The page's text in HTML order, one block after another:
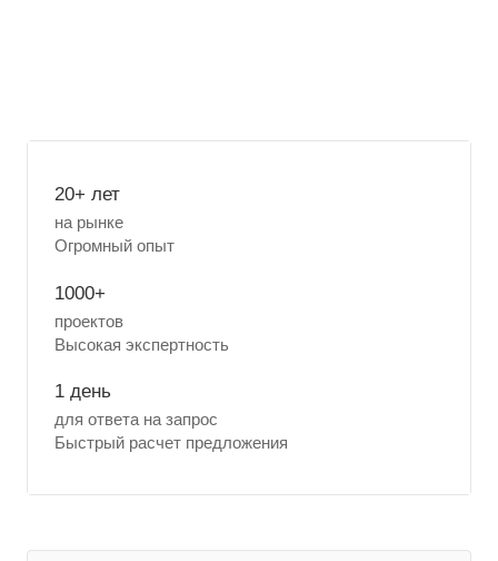
20+ лет
на рынке
Огромный опыт
1000+
проектов
Высокая экспертность
1 день
для ответа на запрос
Быстрый расчет предложения